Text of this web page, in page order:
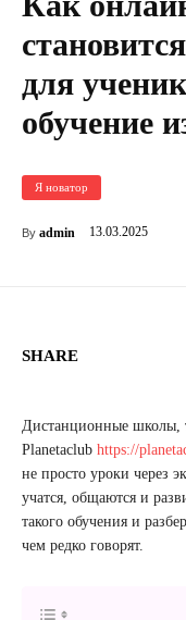
для
обучение
Я новатор
By admin 13.03.2025
SHARE
Дистанционные школы,
Planetaclub https://
не просто уроки через
учатся, общаются и
такого обучения и
чем редко говорят.